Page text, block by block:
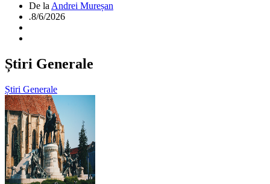
De la Andrei Mureșan
.8/6/2026
Știri Generale
Știri Generale